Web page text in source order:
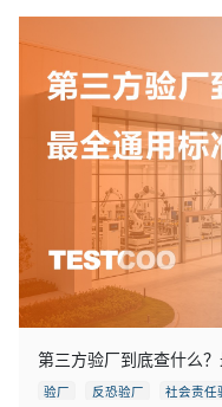
第三方验厂到底查什么
验厂 反恐验厂 社会责任